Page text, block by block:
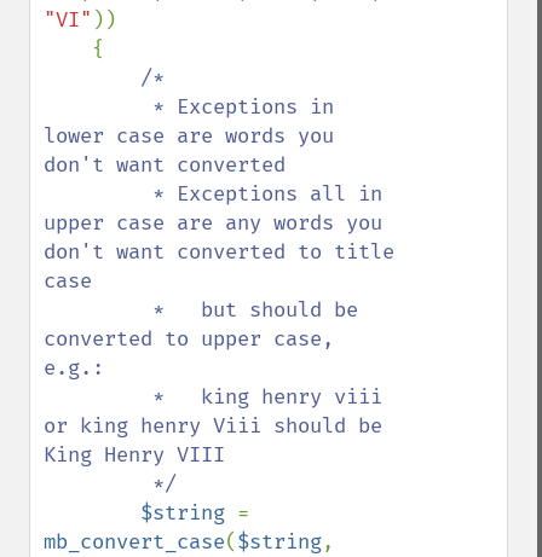
"VI" ))
/*
lower case are words you
don't want converted
upper case are any words you
don't want converted to title
case
converted to upper case,
e.g.:
or king henry Viii should be
King Henry VIII
$string
mb_convert_case($string